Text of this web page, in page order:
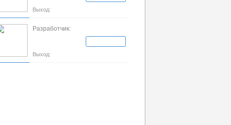
Выход:
Разработчик:
Выход: